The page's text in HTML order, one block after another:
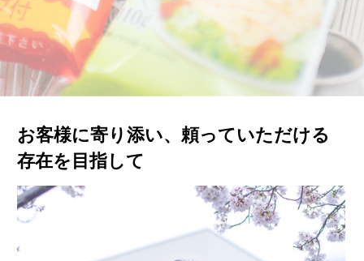
お客様に寄り添い、頼っていただける
存在を目指して